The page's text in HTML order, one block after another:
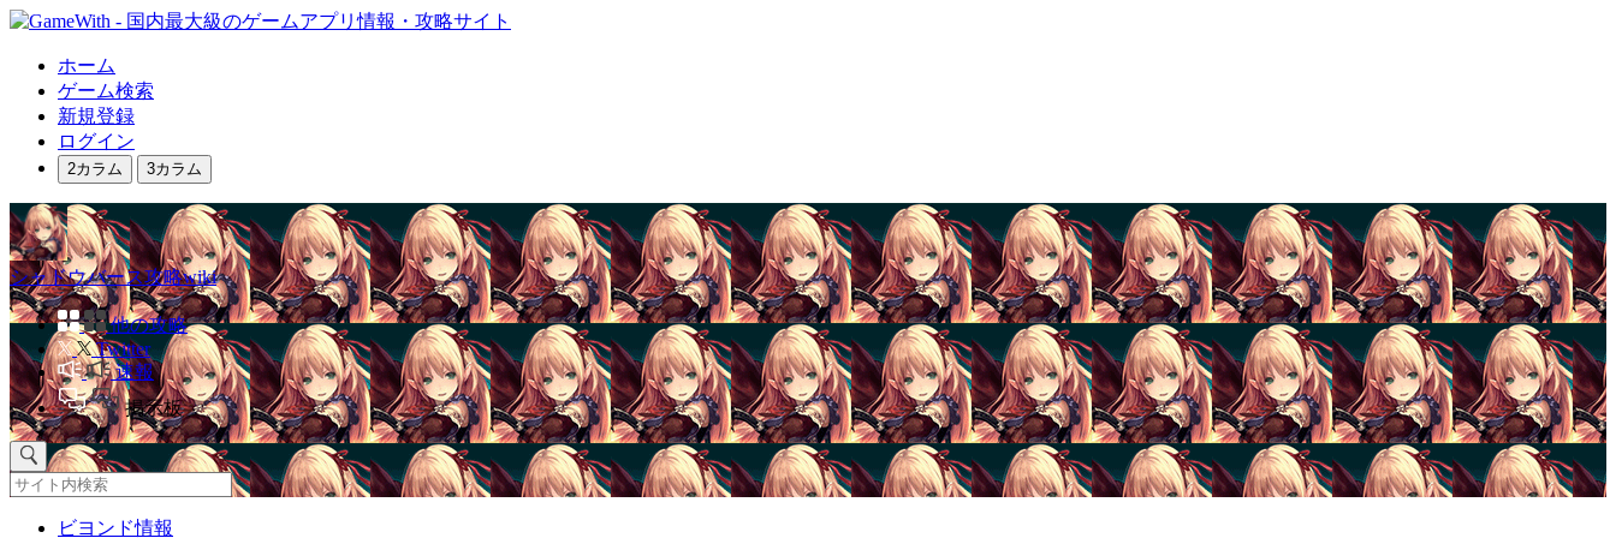
ホーム
ゲーム検索
新規登録
ログイン
2カラム 3カラム
シャドウバース攻略wiki
他の攻略
Twitter
速報
掲示板
ビヨンド情報